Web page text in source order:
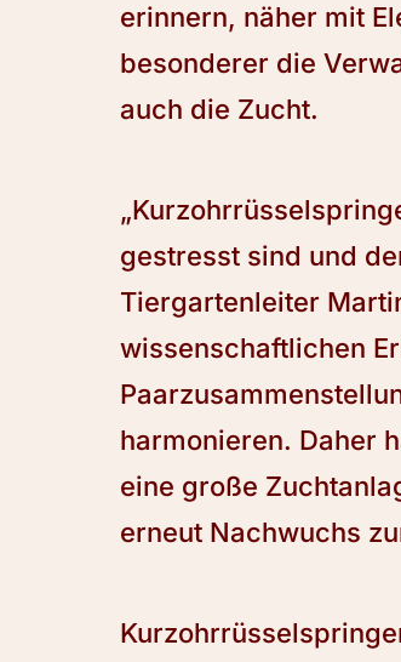
erinnern, näher mit
besonderer die
auch die Zucht.
gestresst sind und
Tiergartenleiter
wissenschaftlichen
harmonieren. Daher
eine große
erneut Nachwuchs